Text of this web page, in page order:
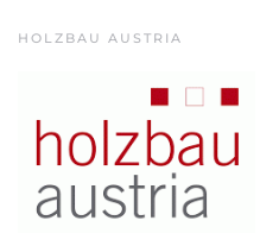
HOLZBAU AUSTRIA